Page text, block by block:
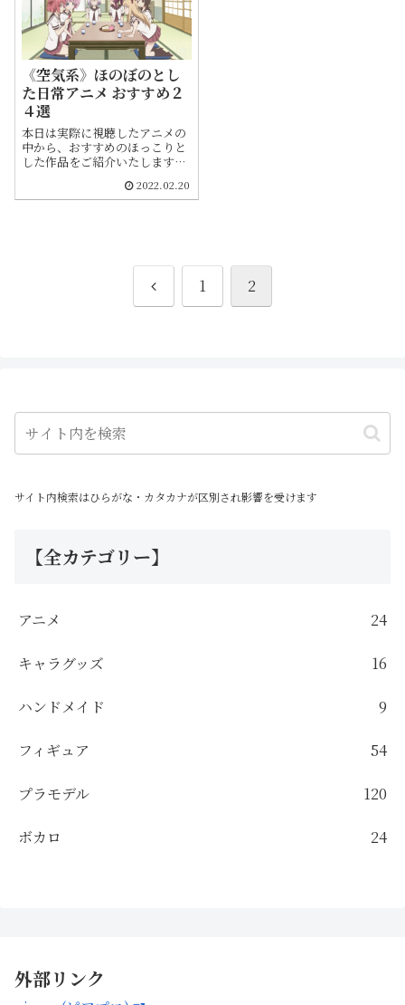
《空気系》ほのぼのとし
た日常アニメ おすすめ２
４選
本日は実際に視聴したアニメの
中から、おすすめのほっこりと
した作品をご紹介いたします。
補足情報も簡潔にまとめてま
す。深く考えず気楽に見られる
2022.02.20
前
1 2
サイト内検索はひらがな・カタカナが区別され影響を受けます
【全カテゴリー】
アニメ 24
キャラグッズ 16
ハンドメイド 9
フィギュア 54
プラモデル 120
ボカロ 24
外部リンク